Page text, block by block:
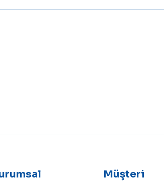
Müşteri